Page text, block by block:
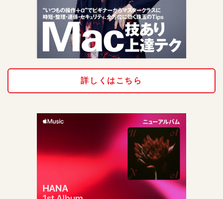
詳しくはこちら